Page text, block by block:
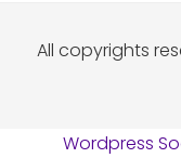
All copyrights
Wordpress